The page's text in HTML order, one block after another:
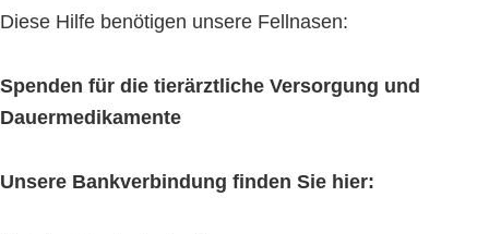
Diese Hilfe benötigen unsere Fellnasen:
Spenden für die tierärztliche Versorgung und
Dauermedikamente
Unsere Bankverbindung finden Sie hier: